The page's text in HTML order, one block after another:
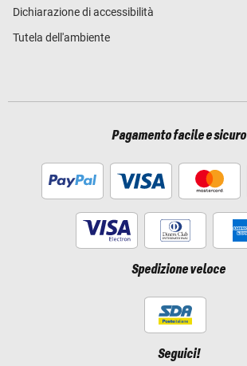
Dichiarazione di accessibilità
Tutela dell'ambiente
Pagamento facile e sicuro
Spedizione veloce
Seguici!